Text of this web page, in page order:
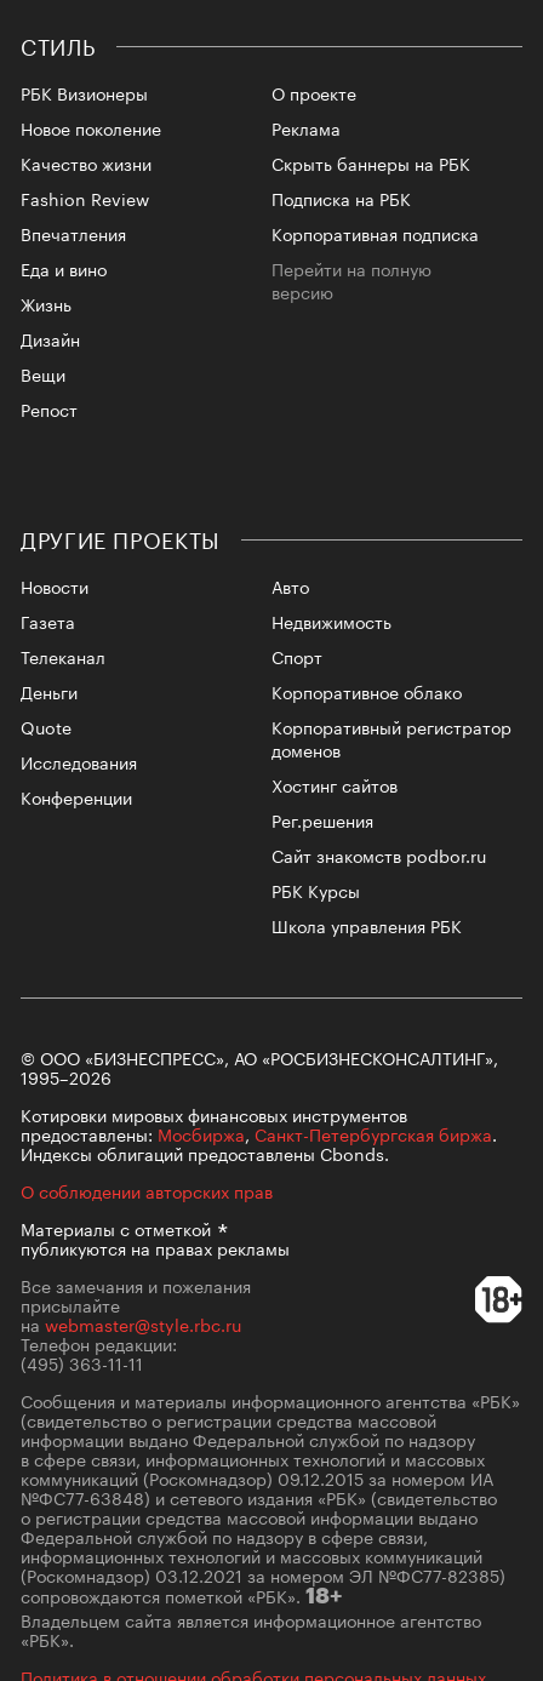
СТИЛЬ
РБК Визионеры
Новое поколение
Качество жизни
Fashion Review
Впечатления
Еда и вино
Жизнь
Дизайн
Вещи
Репост
О проекте
Реклама
Скрыть баннеры на РБК
Подписка на РБК
Корпоративная подписка
Перейти на полную
версию
ДРУГИЕ ПРОЕКТЫ
Новости
Газета
Телеканал
Авто
Недвижимость
Спорт
Корпоративное облако
Корпоративный регистратор
доменов
Хостинг сайтов
Рег.решения
Сайт знакомств podbor.ru
РБК Курсы
Школа управления РБК
Деньги
Quote
Исследования
Конференции
© ООО «БИЗНЕСПРЕСС», АО «РОСБИЗНЕСКОНСАЛТИНГ»,
1995–2026
Котировки мировых финансовых инструментов
предоставлены: Мосбиржа, Санкт-Петербургская биржа.
Индексы облигаций предоставлены Cbonds.
О соблюдении авторских прав
Материалы сотметкой
публикуются на правах рекламы
Все замечания и пожелания
присылайте
на webmaster@style.rbc.ru
Телефон редакции:
(495) 363-11-11
Сообщения и материалы информационного агентства «РБК»
(свидетельство о регистрации средства массовой
информации выдано Федеральной службой по надзору
в сфере связи, информационных технологий и массовых
коммуникаций (Роскомнадзор) 09.12.2015 за номером ИА
№ФС77-63848) и сетевого издания «РБК» (свидетельство
о регистрации средства массовой информации выдано
Федеральной службой по надзору в сфере связи,
информационных технологий и массовых коммуникаций
(Роскомнадзор) 03.12.2021 за номером ЭЛ №ФС77-82385)
сопровождаются пометкой «РБК». 18+
Владельцем сайта является информационное агентство
«РБК».